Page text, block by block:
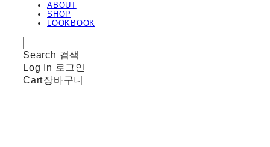
ABOUT
SHOP
LOOKBOOK
Search 검색
Log In 로그인
Cart장바구니